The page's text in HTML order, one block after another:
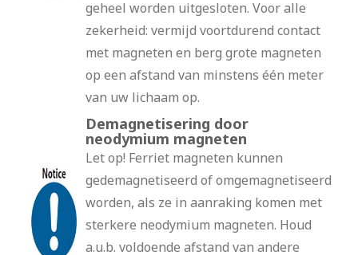
geheel worden uitgesloten. Voor alle
zekerheid: vermijd voortdurend contact
met magneten en berg grote magneten
op een afstand van minstens één meter
van uw lichaam op.
Demagnetisering door
neodymium magneten
Let op! Ferriet magneten kunnen
gedemagnetiseerd of omgemagnetiseerd
worden, als ze in aanraking komen met
sterkere neodymium magneten. Houd
a.u.b. voldoende afstand van andere